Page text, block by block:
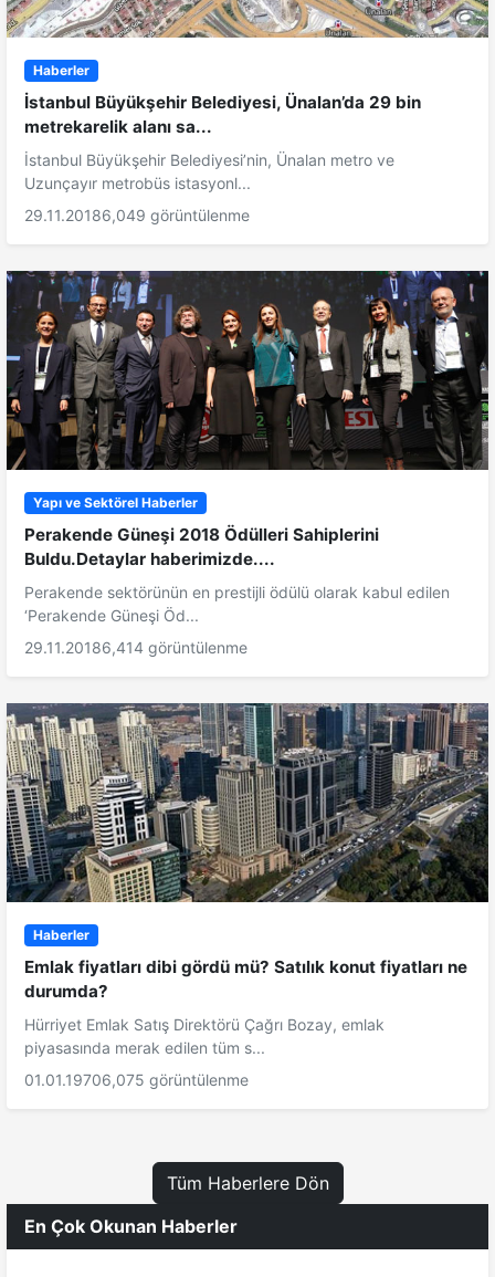
Haberler
İstanbul Büyükşehir Belediyesi, Ünalan’da 29 bin
metrekarelik alanı sa...
İstanbul Büyükşehir Belediyesi’nin, Ünalan metro ve
Uzunçayır metrobüs istasyonl...
29.11.20186,049 görüntülenme
Yapı ve Sektörel Haberler
Perakende Güneşi 2018 Ödülleri Sahiplerini
Buldu.Detaylar haberimizde....
Perakende sektörünün en prestijli ödülü olarak kabul edilen
‘Perakende Güneşi Öd...
29.11.20186,414 görüntülenme
Haberler
Emlak fiyatları dibi gördü mü? Satılık konut fiyatları ne
durumda?
Hürriyet Emlak Satış Direktörü Çağrı Bozay, emlak
piyasasında merak edilen tüm s...
01.01.19706,075 görüntülenme
Tüm Haberlere Dön
En Çok Okunan Haberler